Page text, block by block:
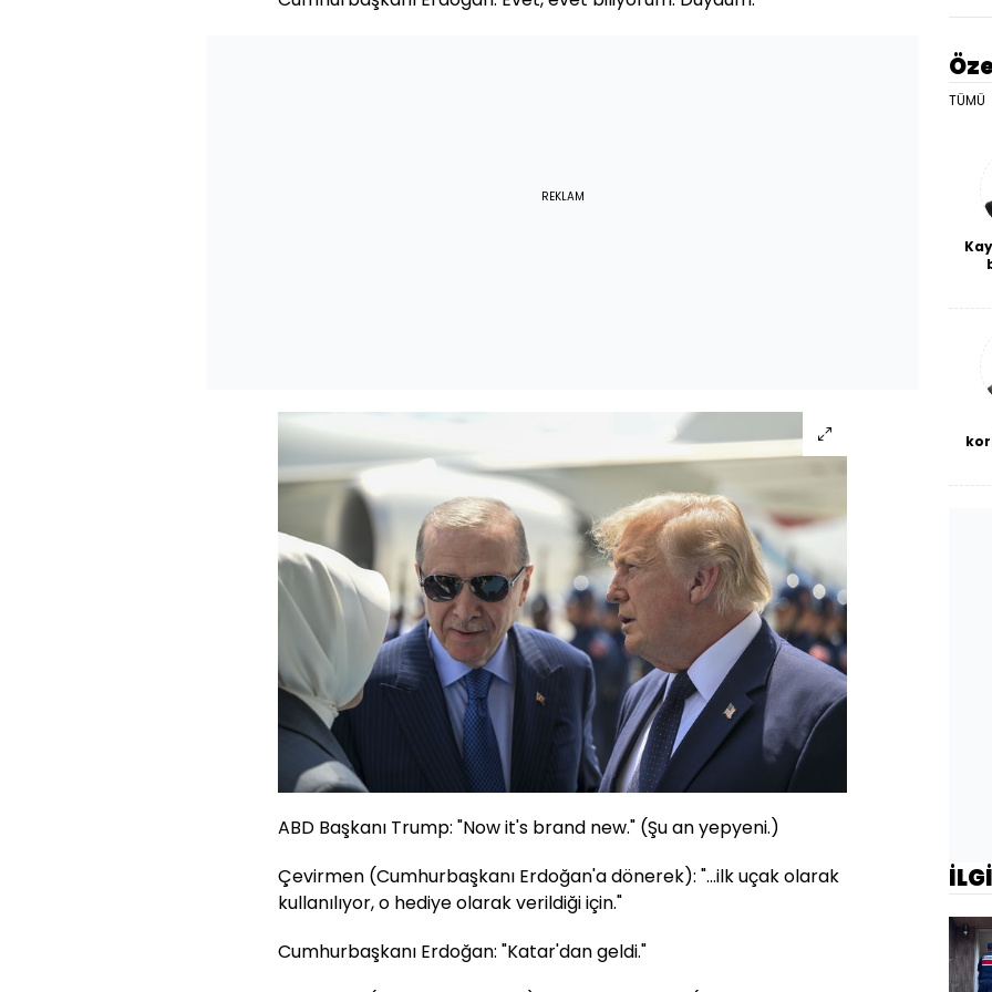
REKLAM
ABD Başkanı Trump: "Now it's brand new." (Şu an yepyeni.)
Çevirmen (Cumhurbaşkanı Erdoğan'a dönerek): "...ilk uçak olarak
kullanılıyor, o hediye olarak verildiği için."
Cumhurbaşkanı Erdoğan: "Katar'dan geldi."
TÜMÜ